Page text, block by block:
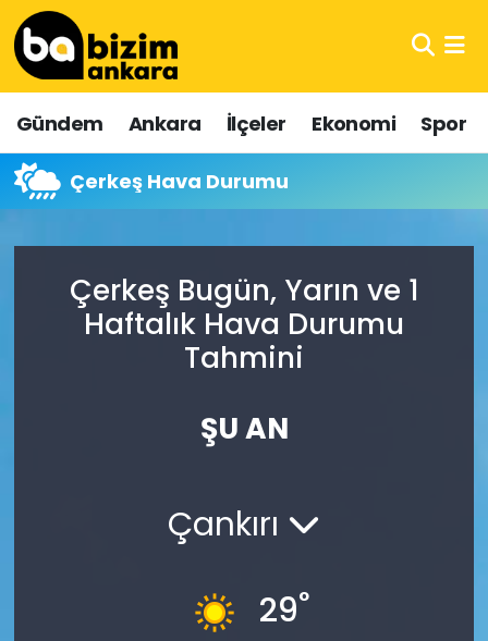
Gündem Ankara İlçeler Ekonomi Spor
Çerkeş Hava Durumu
Çerkeş Bugün, Yarın ve 1
Haftalık Hava Durumu
Tahmini
ŞU AN
Çankırı
29°
Hava Durumu
Trafik Durumu
Süper Lig Puan Durumu ve Fikstür
Tüm Manşetler
Son Dakika Haberleri